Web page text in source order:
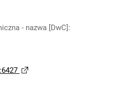
- nazwa [DwC]: